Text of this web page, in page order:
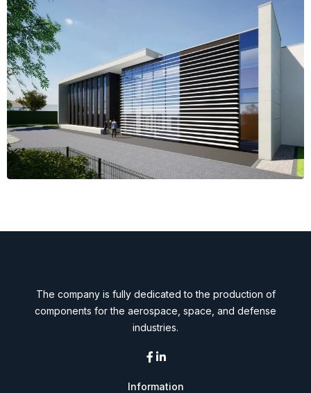
The company is fully dedicated to the production of
components for the aerospace, space, and defense
industries.
Information